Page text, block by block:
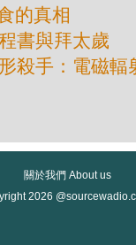
的真相
書與拜太歲
殺手：電磁輻
關於我們 About us
2026